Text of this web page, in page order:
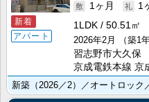
新着
アパート
1ヶ月
1
1LDK
50.51㎡
2026年2月
（築1
習志野市大久保
京成電鉄本線 京